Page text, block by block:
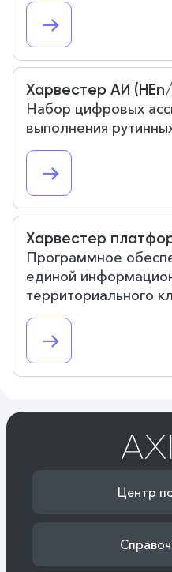
возможности
диспетчерского
Харвестер АИ (HEn/
Набор цифровых
выполнения
Харвестер
Программное
единой
территориального
специалистами
Центр